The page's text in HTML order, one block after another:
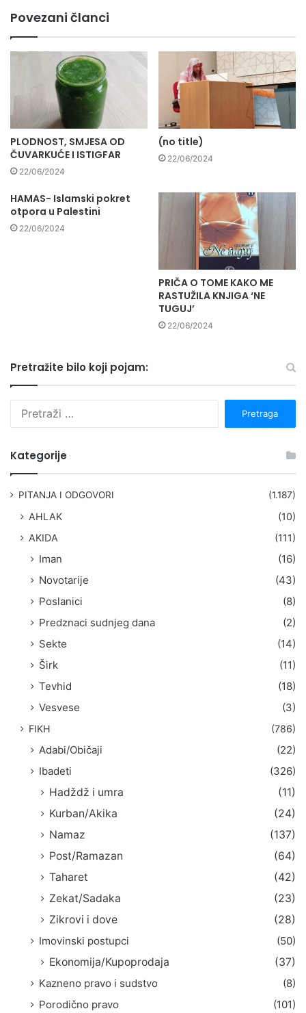
Povezani članci
PLODNOST, SMJESA OD
ČUVARKUĆE I ISTIGFAR
22/06/2024
(no title)
22/06/2024
HAMAS- Islamski pokret
otpora u Palestini
22/06/2024
PRIČA O TOME KAKO ME
RASTUŽILA KNJIGA ‘NE
TUGUJ’
22/06/2024
Pretražite bilo koji pojam:
Kategorije
PITANJA I ODGOVORI (1.187)
AHLAK
(10)
AKIDA
(111)
Iman
(16)
Novotarije
(43)
Poslanici
(8)
Predznaci sudnjeg dana
(2)
Sekte
(14)
Širk
(11)
Tevhid
(18)
Vesvese
(3)
FIKH (786)
Adabi/Običaji
(22)
Ibadeti
(326)
Hadždž i umra
(11)
Kurban/Akika
(24)
Namaz
(137)
Post/Ramazan
(64)
Taharet
(42)
Zekat/Sadaka
(23)
Zikrovi i dove
(28)
Imovinski postupci
(50)
Ekonomija/Kupoprodaja
(37)
Kazneno pravo i sudstvo
(8)
Porodično pravo
(101)